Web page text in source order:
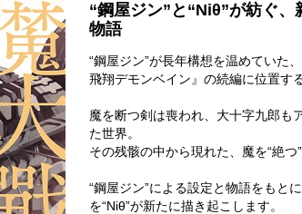
“鋼屋ジン”と“Niθ”が紡ぐ
物語
“鋼屋ジン”が長年構想を温めていた
飛翔デモンベイン』の続編に位置す
魔を断つ剣は喪われ、大十字九郎も
た世界。
その残骸の中から現れた、魔を“絶
“鋼屋ジン”による設定と物語をもと
を“Niθ”が新たに描き起こします。